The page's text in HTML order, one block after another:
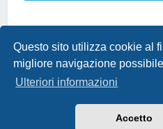
Questo sito utilizza cookie al
migliore navigazione possibile
Ulteriori informazioni
Accetto
Effettua login con account
Home Indice